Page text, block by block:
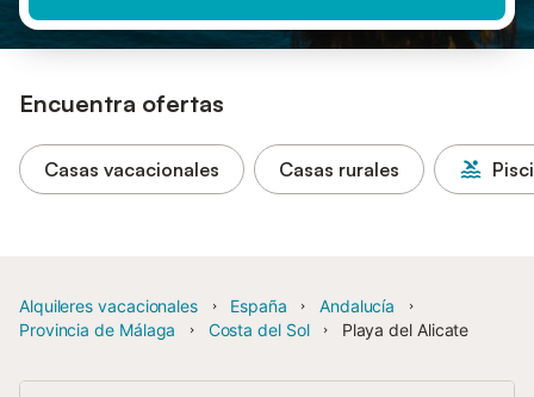
Encuentra ofertas
Casas vacacionales Casas rurales
Alquileres vacacionales España
Andalucía
Provincia de Málaga
Costa del Sol Playa del Alicate